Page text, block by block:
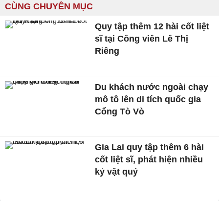
CÙNG CHUYÊN MỤC
Quy tập thêm 12 hài cốt liệt
sĩ tại Công viên Lê Thị
Riêng
Du khách nước ngoài chạy
mô tô lên di tích quốc gia
Cổng Tò Vò
Gia Lai quy tập thêm 6 hài
cốt liệt sĩ, phát hiện nhiều
kỷ vật quý